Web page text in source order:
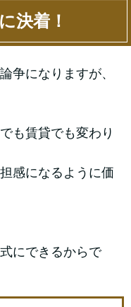
決着！
争になりますが、
も賃貸でも変わり
感になるように価
にできるからで